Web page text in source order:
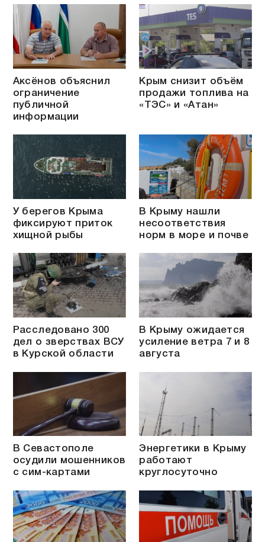
Аксёнов объяснил
ограничение
публичной
информации
Крым снизит объём
продажи топлива на
«ТЭС» и «Атан»
У берегов Крыма
фиксируют приток
хищной рыбы
В Крыму нашли
несоответствия
норм в море и почве
Расследовано 300
дел о зверствах ВСУ
в Курской области
В Крыму ожидается
усиление ветра 7 и 8
августа
В Севастополе
осудили мошенников
с сим-картами
Энергетики в Крыму
работают
круглосуточно